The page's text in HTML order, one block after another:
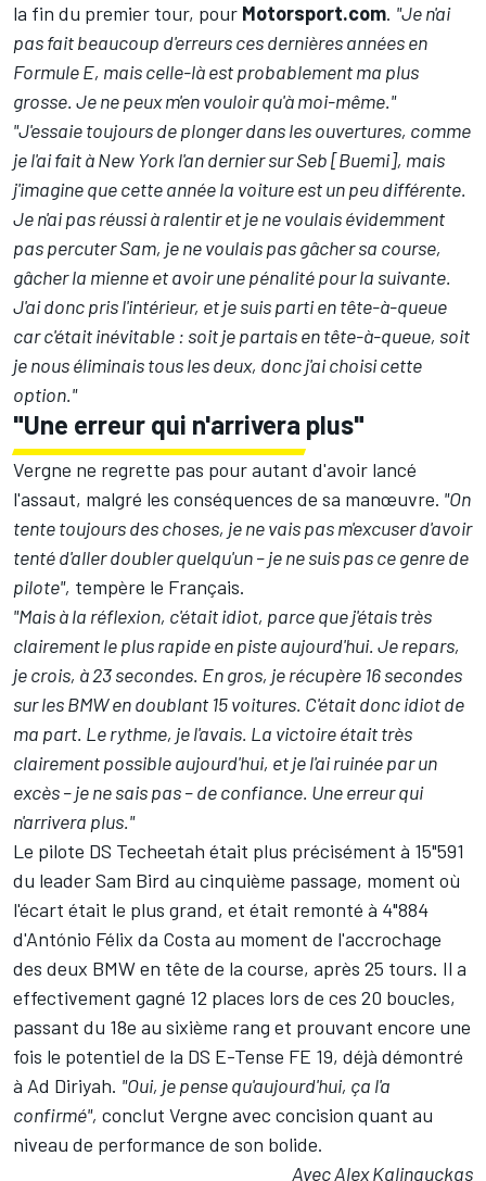
la fin du premier tour, pour Motorsport.com. "Je n'ai
pas fait beaucoup d'erreurs ces dernières années en
Formule E, mais celle-là est probablement ma plus
grosse. Je ne peux m'en vouloir qu'à moi-même."
"J'essaie toujours de plonger dans les ouvertures, comme
je l'ai fait à New York l'an dernier sur Seb [Buemi], mais
j'imagine que cette année la voiture est un peu différente.
Je n'ai pas réussi à ralentir et je ne voulais évidemment
pas percuter Sam, je ne voulais pas gâcher sa course,
gâcher la mienne et avoir une pénalité pour la suivante.
J'ai donc pris l'intérieur, et je suis parti en tête-à-queue
car c'était inévitable : soit je partais en tête-à-queue, soit
je nous éliminais tous les deux, donc j'ai choisi cette
option."
"Une erreur qui n'arrivera plus"
Vergne ne regrette pas pour autant d'avoir lancé
l'assaut, malgré les conséquences de sa manœuvre. "On
tente toujours des choses, je ne vais pas m'excuser d'avoir
tenté d'aller doubler quelqu'un – je ne suis pas ce genre de
pilote", tempère le Français.
"Mais à la réflexion, c'était idiot, parce que j'étais très
clairement le plus rapide en piste aujourd'hui. Je repars,
je crois, à 23 secondes. En gros, je récupère 16 secondes
sur les BMW en doublant 15 voitures. C'était donc idiot de
ma part. Le rythme, je l'avais. La victoire était très
clairement possible aujourd'hui, et je l'ai ruinée par un
excès – je ne sais pas – de confiance. Une erreur qui
n'arrivera plus."
Le pilote DS Techeetah était plus précisément à 15"591
du leader Sam Bird au cinquième passage, moment où
l'écart était le plus grand, et était remonté à 4"884
d'António Félix da Costa au moment de l'accrochage
des deux BMW en tête de la course, après 25 tours. Il a
effectivement gagné 12 places lors de ces 20 boucles,
passant du 18e au sixième rang et prouvant encore une
fois le potentiel de la DS E-Tense FE 19, déjà démontré
à Ad Diriyah. "Oui, je pense qu'aujourd'hui, ça l'a
confirmé", conclut Vergne avec concision quant au
niveau de performance de son bolide.
Avec Alex Kalinauckas